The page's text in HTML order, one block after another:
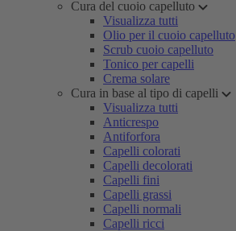
Cura del cuoio capelluto
Visualizza tutti
Olio per il cuoio capelluto
Scrub cuoio capelluto
Tonico per capelli
Crema solare
Cura in base al tipo di capelli
Visualizza tutti
Anticrespo
Antiforfora
Capelli colorati
Capelli decolorati
Capelli fini
Capelli grassi
Capelli normali
Capelli ricci